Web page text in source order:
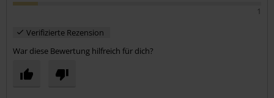
1
Verifizierte Rezension
War diese Bewertung hilfreich für dich?